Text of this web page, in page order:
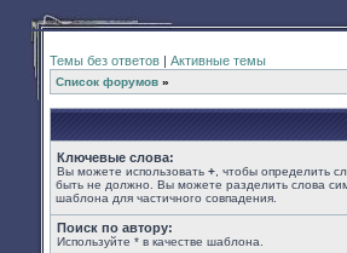
Темы без ответов | Активные темы
Список форумов »
Ключевые слова:
Вы можете использовать + , чтобы определить
быть не должно. Вы можете разделить слова
шаблона для частичного совпадения.
Поиск по автору:
Используйте * в качестве шаблона.